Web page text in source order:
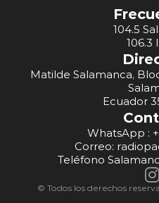
104.5
106.3
Matilde Salamanca,
Ecuador
WhatsApp :
Correo:
Teléfono
© Todos los derechos